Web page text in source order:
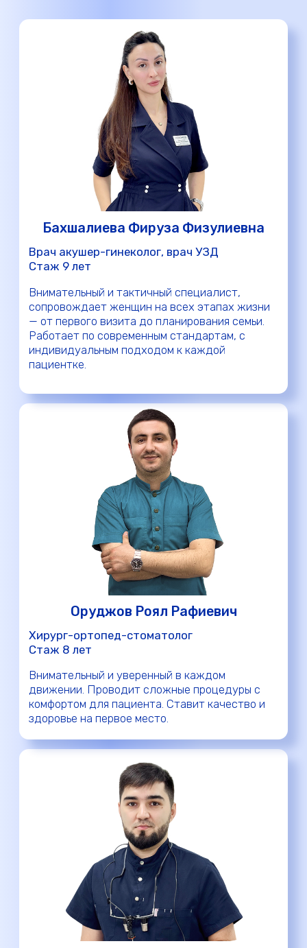
профилактикой аномалий прикуса и
взрослых. Использует современные методики
лечения: на брекетах, элайнерах, пластинках и
ортодонтических аппаратах.
10 лет мы бережем Ваше здоровье
О клинике
Так же мы делаем все необходимые
медицинские анализы со скидкой и без
навязывания дополнительных услуг.
Выбор только за вами.
В наши услуги входят все направления
для разных возрастов: от стоматологии
Что говорят наши
пациенты: